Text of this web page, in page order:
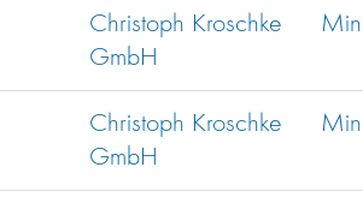
Christoph Kroschke
GmbH
Christoph Kroschke
GmbH